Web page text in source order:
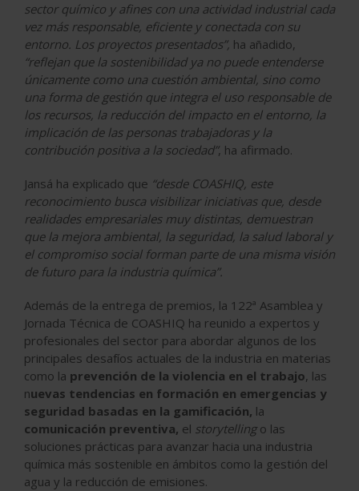
sector químico y afines con una actividad industrial cada
vez más responsable, eficiente y conectada con su
entorno. Los proyectos presentados”, ha añadido,
“reflejan que la sostenibilidad ya no puede entenderse
únicamente como una cuestión ambiental, sino como
una forma de gestión que integra el uso responsable de
los recursos, la reducción del impacto en el entorno, la
implicación de las personas trabajadoras y la
contribución positiva a la sociedad”, ha afirmado.
Jansá ha explicado que “desde COASHIQ, este
reconocimiento busca visibilizar iniciativas que, desde
realidades empresariales muy distintas, demuestran
que la mejora ambiental, la seguridad, la salud laboral y
el compromiso social forman parte de una misma visión
de futuro para la industria química”.
Además de la entrega de premios, la 122ª Asamblea y
Jornada Técnica de COASHIQ ha reunido a expertos y
profesionales del sector para abordar algunos de los
principales desafíos actuales de la industria en materias
como la prevención de la violencia en el trabajo, las
nuevas tendencias en formación en emergencias y
seguridad basadas en la gamificación, la
comunicación preventiva, el storytellingo las
soluciones prácticas para avanzar hacia una industria
química más sostenible en ámbitos como la gestión del
agua y la reducción de emisiones.